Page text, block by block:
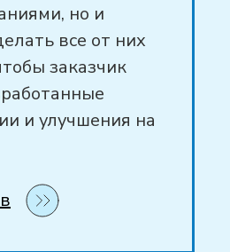
но и
все от них
заказчик
и улучшения на